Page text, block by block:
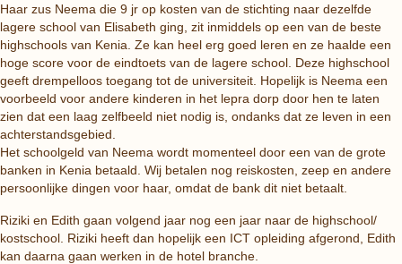
Haar zus Neema die 9 jr op kosten van de stichting naar dezelfde
lagere school van Elisabeth ging, zit inmiddels op een van de beste
highschools van Kenia. Ze kan heel erg goed leren en ze haalde een
hoge score voor de eindtoets van de lagere school. Deze highschool
geeft drempelloos toegang tot de universiteit. Hopelijk is Neema een
voorbeeld voor andere kinderen in het lepra dorp door hen te laten
zien dat een laag zelfbeeld niet nodig is, ondanks dat ze leven in een
achterstandsgebied.
Het schoolgeld van Neema wordt momenteel door een van de grote
banken in Kenia betaald. Wij betalen nog reiskosten, zeep en andere
persoonlijke dingen voor haar, omdat de bank dit niet betaalt.
Riziki en Edith gaan volgend jaar nog een jaar naar de highschool/
kostschool. Riziki heeft dan hopelijk een ICT opleiding afgerond, Edith
kan daarna gaan werken in de hotel branche.